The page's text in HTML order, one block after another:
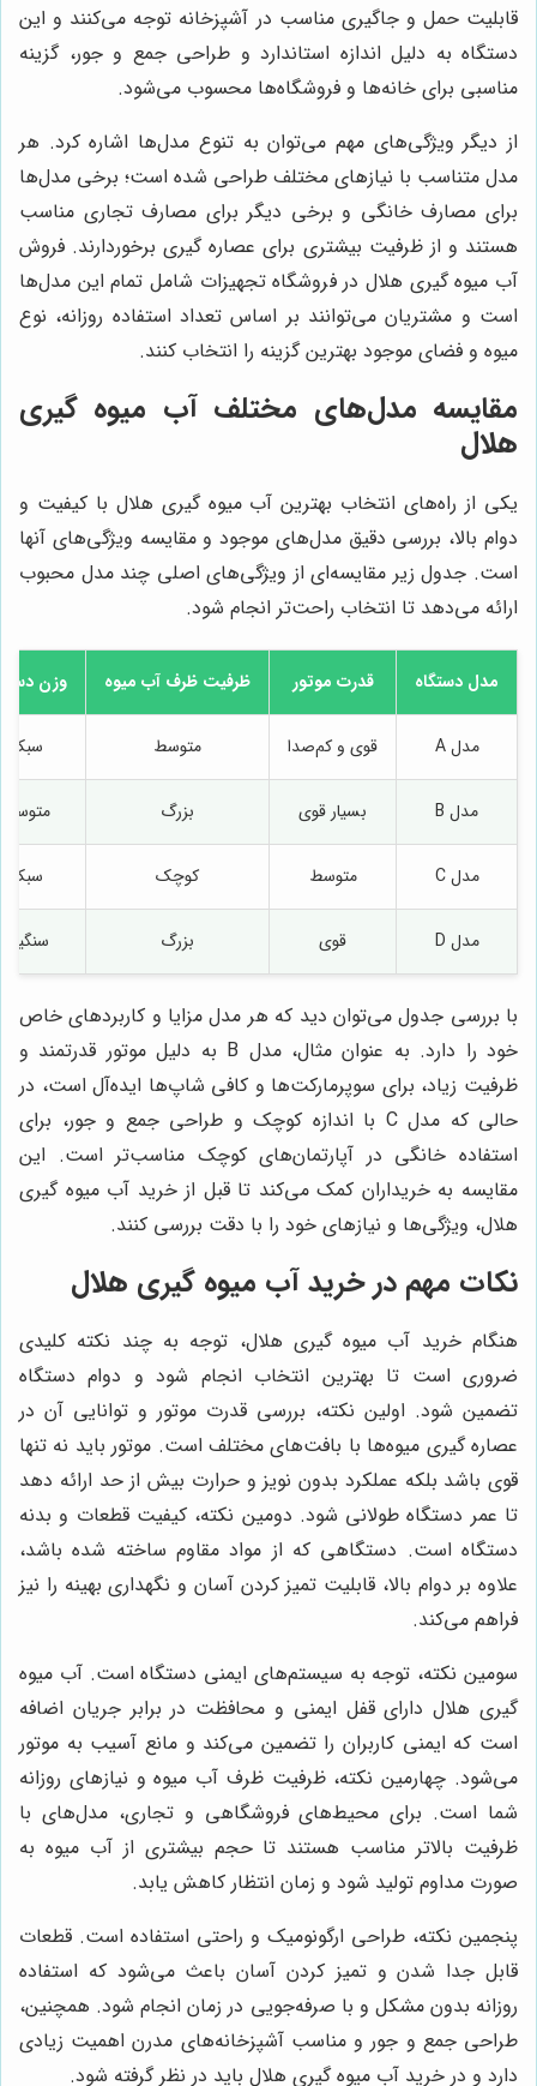
قابلیت حمل و جاگیری مناسب در آشپزخانه توجه می‌کنند و این
دستگاه به دلیل اندازه استاندارد و طراحی جمع و جور، گزینه
مناسبی برای خانه‌ها و فروشگاه‌ها محسوب می‌شود.
از دیگر ویژگی‌های مهم می‌توان به تنوع مدل‌ها اشاره کرد. هر
مدل متناسب با نیازهای مختلف طراحی شده است؛ برخی مدل‌ها
برای مصارف خانگی و برخی دیگر برای مصارف تجاری مناسب
هستند و از ظرفیت بیشتری برای عصاره گیری برخوردارند. فروش
آب میوه گیری هلال در فروشگاه تجهیزات شامل تمام این مدل‌ها
است و مشتریان می‌توانند بر اساس تعداد استفاده روزانه، نوع
میوه و فضای موجود بهترین گزینه را انتخاب کنند.
مقایسه مدل‌های مختلف آب میوه گیری
هلال
یکی از راه‌های انتخاب بهترین آب میوه گیری هلال با کیفیت و
دوام بالا، بررسی دقیق مدل‌های موجود و مقایسه ویژگی‌های آنها
است. جدول زیر مقایسه‌ای از ویژگی‌های اصلی چند مدل محبوب
ارائه می‌دهد تا انتخاب راحت‌تر انجام شود.
مدل دستگاه قدرت موتور ظرفیت ظرف آب میوه وزن
مدل A قوی و کم‌صدا متوسط سبک
مدل B بسیار قوی بزرگ متوسط
مدل C متوسط کوچک سبک
مدل D قوی بزرگ سنگین
با بررسی جدول می‌توان دید که هر مدل مزایا و کاربردهای خاص
خود را دارد. به عنوان مثال، مدل B به دلیل موتور قدرتمند و
ظرفیت زیاد، برای سوپرمارکت‌ها و کافی شاپ‌ها ایده‌آل است، در
حالی که مدل C با اندازه کوچک و طراحی جمع و جور، برای
استفاده خانگی در آپارتمان‌های کوچک مناسب‌تر است. این
مقایسه به خریداران کمک می‌کند تا قبل از خرید آب میوه گیری
هلال، ویژگی‌ها و نیازهای خود را با دقت بررسی کنند.
نکات مهم در خرید آب میوه گیری هلال
هنگام خرید آب میوه گیری هلال، توجه به چند نکته کلیدی
ضروری است تا بهترین انتخاب انجام شود و دوام دستگاه
تضمین شود. اولین نکته، بررسی قدرت موتور و توانایی آن در
عصاره گیری میوه‌ها با بافت‌های مختلف است. موتور باید نه تنها
قوی باشد بلکه عملکرد بدون نویز و حرارت بیش از حد ارائه دهد
تا عمر دستگاه طولانی شود. دومین نکته، کیفیت قطعات و بدنه
دستگاه است. دستگاهی که از مواد مقاوم ساخته شده باشد،
علاوه بر دوام بالا، قابلیت تمیز کردن آسان و نگهداری بهینه را نیز
فراهم می‌کند.
سومین نکته، توجه به سیستم‌های ایمنی دستگاه است. آب میوه
گیری هلال دارای قفل ایمنی و محافظت در برابر جریان اضافه
است که ایمنی کاربران را تضمین می‌کند و مانع آسیب به موتور
می‌شود. چهارمین نکته، ظرفیت ظرف آب میوه و نیازهای روزانه
شما است. برای محیط‌های فروشگاهی و تجاری، مدل‌های با
ظرفیت بالاتر مناسب هستند تا حجم بیشتری از آب میوه به
صورت مداوم تولید شود و زمان انتظار کاهش یابد.
پنجمین نکته، طراحی ارگونومیک و راحتی استفاده است. قطعات
قابل جدا شدن و تمیز کردن آسان باعث می‌شود که استفاده
روزانه بدون مشکل و با صرفه‌جویی در زمان انجام شود. همچنین،
طراحی جمع و جور و مناسب آشپزخانه‌های مدرن اهمیت زیادی
دارد و در خرید آب میوه گیری هلال باید در نظر گرفته شود.